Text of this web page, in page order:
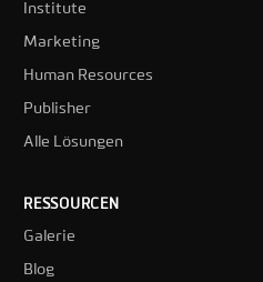
Institute
Marketing
Human Resources
Publisher
Alle Lösungen
RESSOURCEN
Galerie
Blog